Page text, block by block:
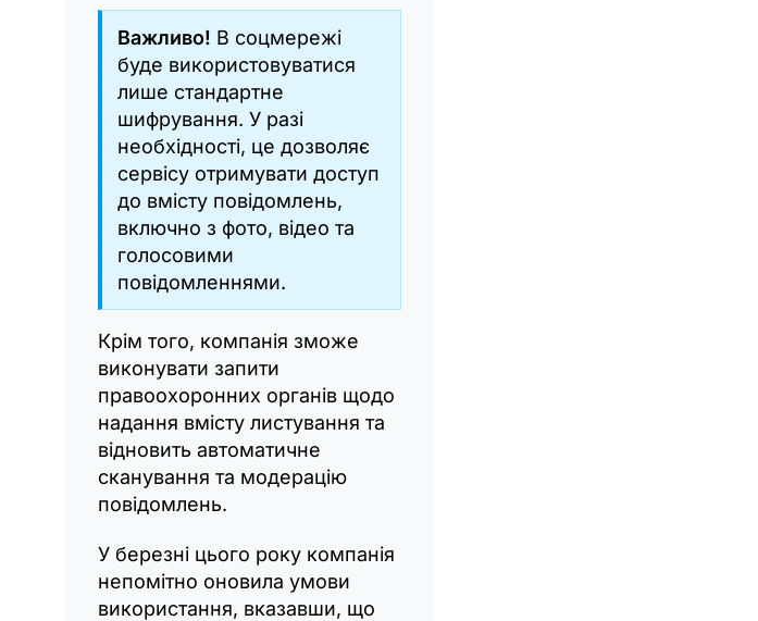
Важливо! В соцмережі
буде використовуватися
лише стандартне
шифрування. У разі
необхідності, це дозволяє
сервісу отримувати доступ
до вмісту повідомлень,
включно з фото, відео та
голосовими
повідомленнями.
Крім того, компанія зможе
виконувати запити
правоохоронних органів щодо
надання вмісту листування та
відновить автоматичне
сканування та модерацію
повідомлень.
У березні цього року компанія
непомітно оновила умови
використання, вказавши, що